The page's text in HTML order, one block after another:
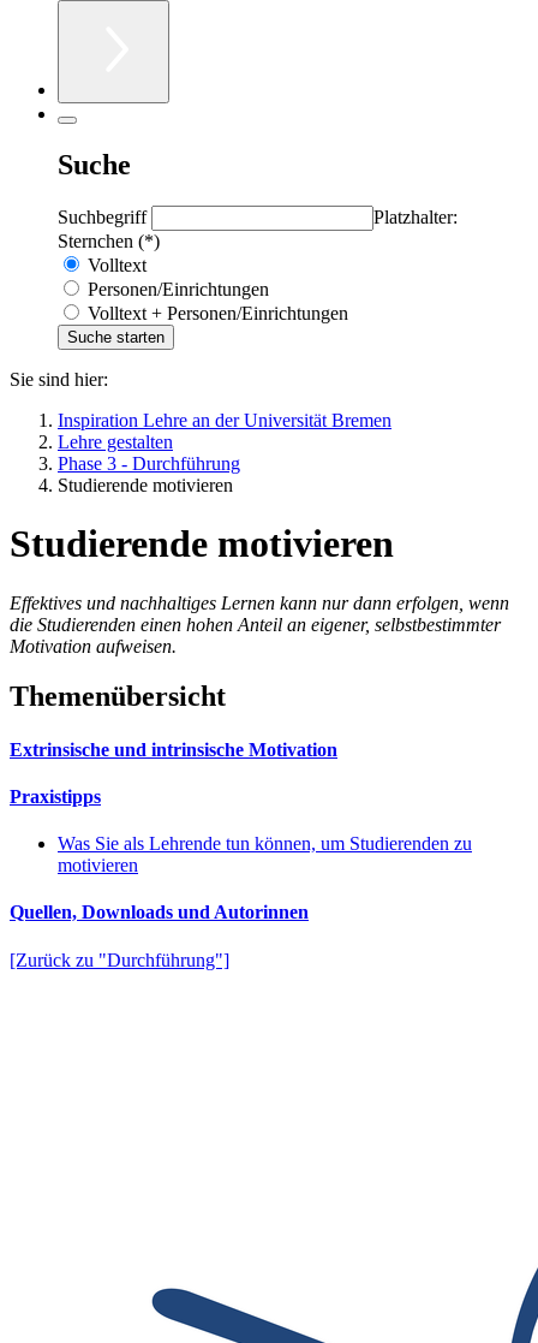
Suche
Suchbegriff
Platzhalter:
Sternchen (*)
Volltext
Personen/Einrichtungen
Volltext + Personen/Einrichtungen
Sie sind hier:
Inspiration Lehre an der Universität Bremen
Lehre gestalten
Phase 3 - Durchführung
Studierende motivieren
Studierende motivieren
Effektives und nachhaltiges Lernen kann nur dann erfolgen, wenn
die Studierenden einen hohen Anteil an eigener, selbstbestimmter
Motivation aufweisen.
Themenübersicht
Extrinsische und intrinsische Motivation
Praxistipps
Was Sie als Lehrende tun können, um Studierenden zu
motivieren
Quellen, Downloads und Autorinnen
[Zurück zu "Durchführung"]